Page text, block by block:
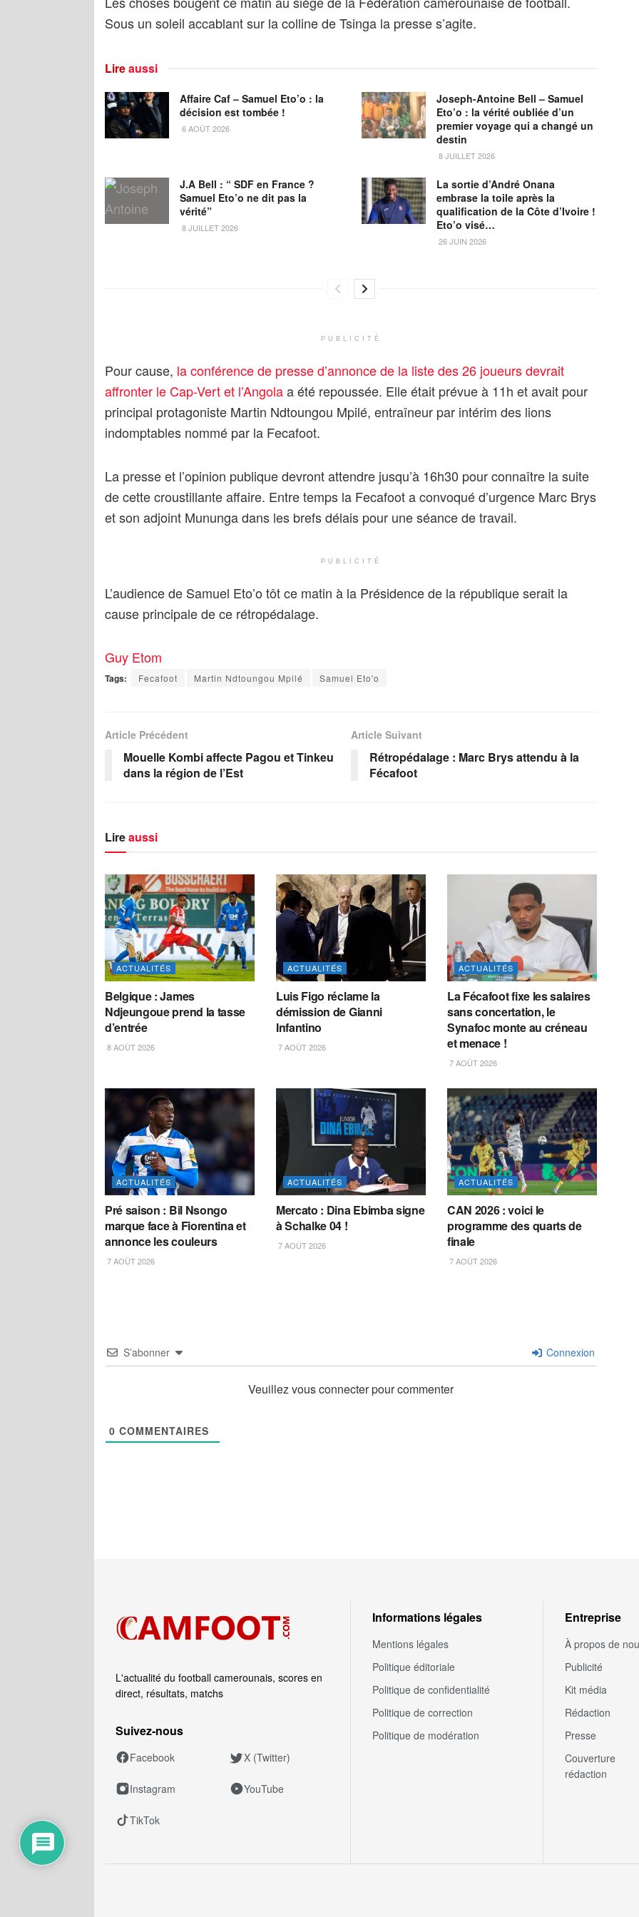
Sous un soleil accablant sur la colline de Tsinga la presse s’agite.
Lireaussi
Affaire Caf – Samuel Eto’o : la
décision est tombée !
6 AOÛT 2026
Joseph-Antoine Bell – Samuel
Eto’o : la vérité oubliée d’un
premier voyage qui a changé un
destin
8 JUILLET 2026
J.A Bell : “ SDF en France ?
Samuel Eto’o ne dit pas la
vérité”
8 JUILLET 2026
La sortie d’André Onana
embrase la toile après la
qualification de la Côte d’Ivoire !
Eto’o visé…
26 JUIN 2026
PUBLICITÉ
Pour cause, la conférence de presse d’annonce de la liste des 26 joueurs devrait
affronter le Cap-Vert et l’Angolaa été repoussée. Elle était prévue à 11h et avait pour
principal protagoniste Martin Ndtoungou Mpilé, entraîneur par intérim des lions
indomptables nommé par la Fecafoot.
La presse et l’opinion publique devront attendre jusqu’à 16h30 pour connaître la suite
de cette croustillante affaire. Entre temps la Fecafoot a convoqué d’urgence Marc Brys
et son adjoint Mununga dans les brefs délais pour une séance de travail.
PUBLICITÉ
L’audience de Samuel Eto’o tôt ce matin à la Présidence de la république serait la
cause principale de ce rétropédalage.
Guy Etom
Tags: Fecafoot Martin Ndtoungou Mpilé Samuel Eto'o
Article Précédent
Mouelle Kombi affecte Pagou et Tinkeu
dans la région de l’Est
Article Suivant
Rétropédalage : Marc Brys attendu à la
Fécafoot
Lireaussi
ACTUALITÉS
Belgique : James
Ndjeungoue prend la tasse
d’entrée
8 AOÛT 2026
ACTUALITÉS
Luis Figo réclame la
démission de Gianni
Infantino
7 AOÛT 2026
ACTUALITÉS
La Fécafoot fixe les salaires
sans concertation, le
Synafoc monte au créneau
et menace !
7 AOÛT 2026
ACTUALITÉS
Pré saison : Bil Nsongo
marque face à Fiorentina et
annonce les couleurs
7 AOÛT 2026
ACTUALITÉS
Mercato : Dina Ebimba signe
à Schalke 04 !
7 AOÛT 2026
ACTUALITÉS
CAN 2026 : voici le
programme des quarts de
finale
7 AOÛT 2026
S’abonner Connexion
Veuillez vous connecter pour commenter
0 COMMENTAIRES
L'actualité du football camerounais, scores en
direct, résultats, matchs
Suivez‑nous
Facebook X (Twitter)
Instagram YouTube
TikTok
Informations légales
Mentions légales
Politique éditoriale
Politique de confidentialité
Politique de correction
Politique de modération
Entreprise
À propos de
Publicité
Kit média
Rédaction
Presse
Couverture
rédaction